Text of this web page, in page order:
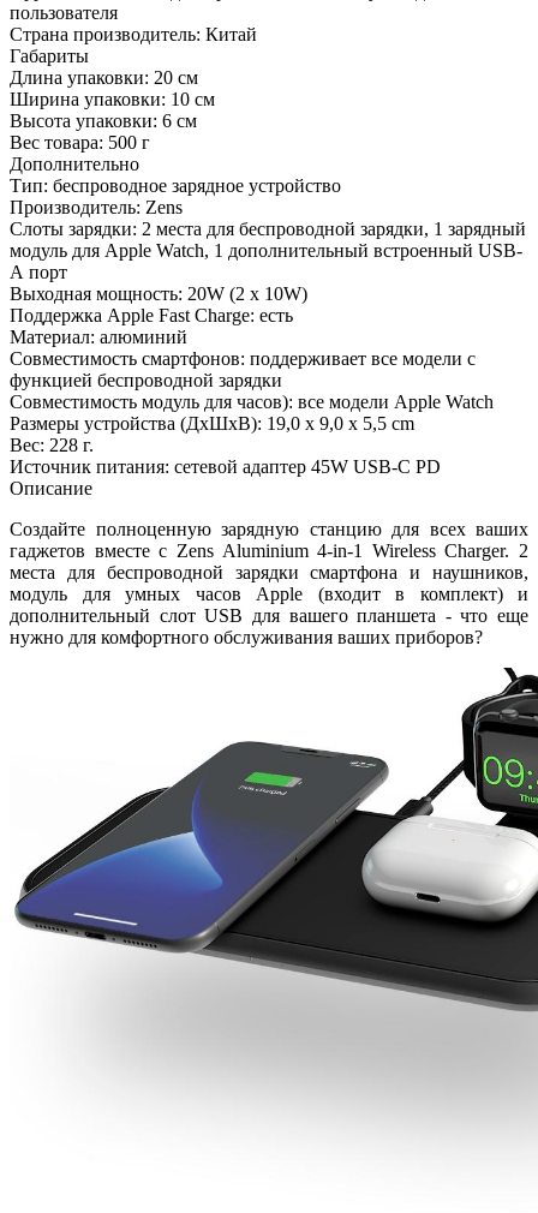
пользователя
Страна производитель: Китай
Габариты
Длина упаковки: 20 см
Ширина упаковки: 10 см
Высота упаковки: 6 см
Вес товара: 500 г
Дополнительно
Тип: беспроводное зарядное устройство
Производитель: Zens
Слоты зарядки: 2 места для беспроводной зарядки, 1 зарядный
модуль для Apple Watch, 1 дополнительный встроенный USB-
А порт
Выходная мощность: 20W (2 x 10W)
Поддержка Apple Fast Charge: есть
Материал: алюминий
Совместимость смартфонов: поддерживает все модели с
функцией беспроводной зарядки
Совместимость модуль для часов): все модели Apple Watch
Размеры устройства (ДxШxВ): 19,0 x 9,0 x 5,5 cm
Вес: 228 г.
Источник питания: сетевой адаптер 45W USB-C PD
Описание
Создайте полноценную зарядную станцию для всех ваших
гаджетов вместе с Zens Aluminium 4-in-1 Wireless Charger. 2
места для беспроводной зарядки смартфона и наушников,
модуль для умных часов Apple (входит в комплект) и
дополнительный слот USB для вашего планшета - что еще
нужно для комфортного обслуживания ваших приборов?